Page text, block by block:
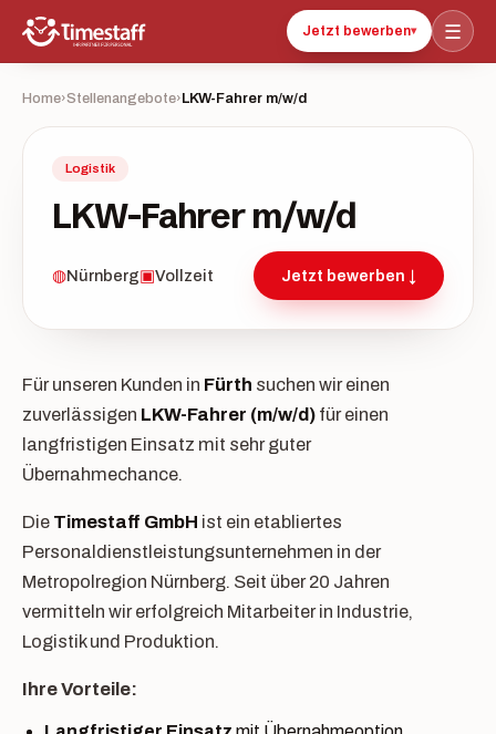
Jetzt bewerben▾ ☰
Home›Stellenangebote› LKW-Fahrer m/w/d
Logistik
LKW-Fahrer m/w/d
◍Nürnberg▣Vollzeit Jetzt bewerben ↓
Für unseren Kunden in Fürth suchen wir einen
zuverlässigen LKW-Fahrer (m/w/d) für einen
langfristigen Einsatz mit sehr guter
Übernahmechance.
Die Timestaff GmbH ist ein etabliertes
Personaldienstleistungsunternehmen in der
Metropolregion Nürnberg. Seit über 20 Jahren
vermitteln wir erfolgreich Mitarbeiter in Industrie,
Logistik und Produktion.
Ihre Vorteile: